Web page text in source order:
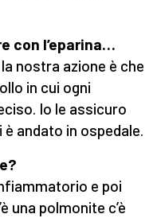
con l’eparina…
nostra azione è che
in cui ogni
Io le assicuro
andato in ospedale.
e poi
una polmonite c’è